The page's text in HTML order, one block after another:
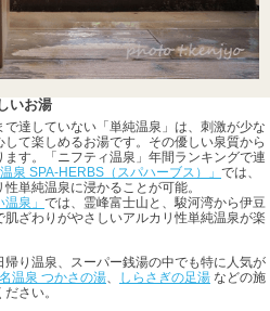
いお湯
達していない「単純温泉」は、刺激が少な
て楽しめるお湯です。その優しい泉質から
す。「ニフティ温泉」年間ランキングで連
温泉 SPA-HERBS（スパハーブス）」 では、
単純温泉に浸かることが可能。
温泉」 では、霊峰富士山と、駿河湾から伊豆
ざわりがやさしいアルカリ性単純温泉が楽
り温泉、スーパー銭湯の中でも特に人気が
温泉 つかさの湯、 しらさぎの足湯 などの施
さい。